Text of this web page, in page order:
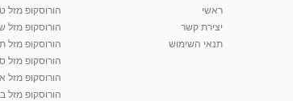
ראשי
יצירת קשר
תנאי השימוש
הורוסקופ מזל
הורוסקופ מזל
הורוסקופ מזל
הורוסקופ מזל
הורוסקופ מזל
הורוסקופ מזל